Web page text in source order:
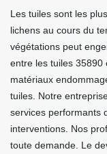
Les tuiles sont les
lichens au cours du
végétations peut
entre les tuiles 35890
matériaux
tuiles. Notre
services performants
interventions. Nos
toute demande. Le